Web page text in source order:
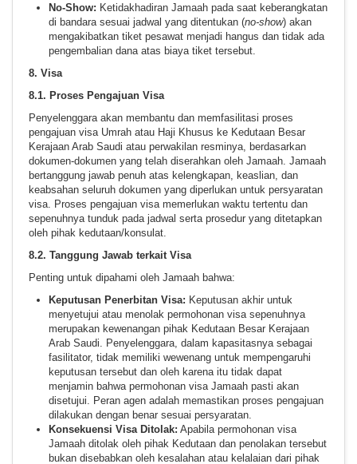
No-Show: Ketidakhadiran Jamaah pada saat keberangkatan
di bandara sesuai jadwal yang ditentukan (no-show) akan
mengakibatkan tiket pesawat menjadi hangus dan tidak ada
pengembalian dana atas biaya tiket tersebut.
8. Visa
8.1. Proses Pengajuan Visa
Penyelenggara akan membantu dan memfasilitasi proses
pengajuan visa Umrah atau Haji Khusus ke Kedutaan Besar
Kerajaan Arab Saudi atau perwakilan resminya, berdasarkan
dokumen-dokumen yang telah diserahkan oleh Jamaah. Jamaah
bertanggung jawab penuh atas kelengkapan, keaslian, dan
keabsahan seluruh dokumen yang diperlukan untuk persyaratan
visa. Proses pengajuan visa memerlukan waktu tertentu dan
sepenuhnya tunduk pada jadwal serta prosedur yang ditetapkan
oleh pihak kedutaan/konsulat.
8.2. Tanggung Jawab terkait Visa
Penting untuk dipahami oleh Jamaah bahwa:
Keputusan Penerbitan Visa: Keputusan akhir untuk
menyetujui atau menolak permohonan visa sepenuhnya
merupakan kewenangan pihak Kedutaan Besar Kerajaan
Arab Saudi. Penyelenggara, dalam kapasitasnya sebagai
fasilitator, tidak memiliki wewenang untuk mempengaruhi
keputusan tersebut dan oleh karena itu tidak dapat
menjamin bahwa permohonan visa Jamaah pasti akan
disetujui. Peran agen adalah memastikan proses pengajuan
dilakukan dengan benar sesuai persyaratan.
Konsekuensi Visa Ditolak: Apabila permohonan visa
Jamaah ditolak oleh pihak Kedutaan dan penolakan tersebut
bukan disebabkan oleh kesalahan atau kelalaian dari pihak